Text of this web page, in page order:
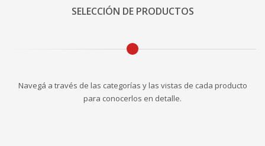
SELECCIÓN DE PRODUCTOS
Navegá a través de las categorías y las vistas de cada producto
para conocerlos en detalle.